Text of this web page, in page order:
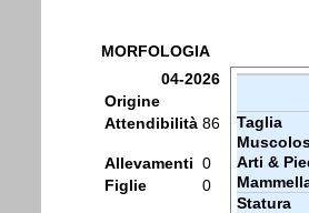
MORFOLOGIA
04-2026
Origine
Attendibilità 86
Allevamenti 0
Figlie
0
Taglia
Arti &
Statura